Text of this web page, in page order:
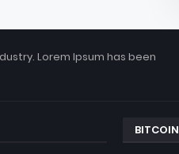
Lorem Ipsum has been
BITCOIN